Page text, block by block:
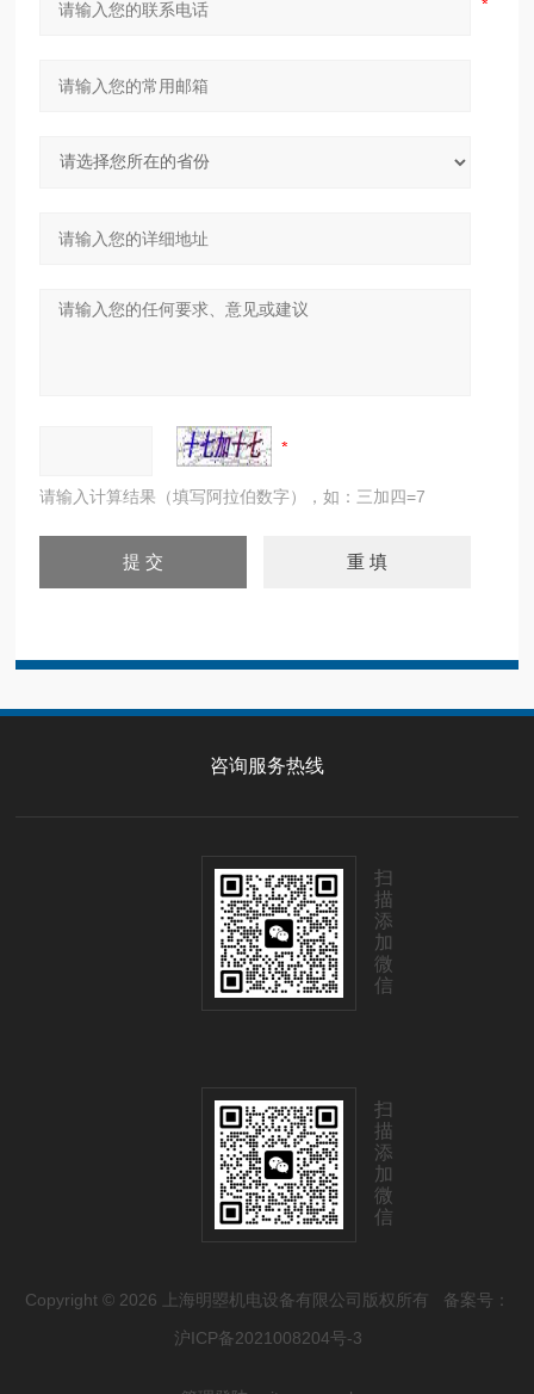
请输入计算结果（填写阿拉伯数字），如：三加四=7
咨询服务热线
扫
描
添
加
微
信
扫
描
添
加
微
信
Copyright © 2026 上海明曌机电设备有限公司版权所有 备案号：
沪ICP备2021008204号-3